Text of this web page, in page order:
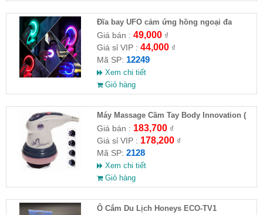
Đĩa bay UFO cảm ứng hồng ngoại đa
chiều tự động bay về
Giá bán : 49,000₫
Giá sỉ VIP : 44,000₫
Mã SP: 12249
Xem chi tiết
Giỏ hàng
Máy Massage Cầm Tay Body Innovation (
HĐ )
Giá bán : 183,700₫
Giá sỉ VIP : 178,200₫
Mã SP: 2128
Xem chi tiết
Giỏ hàng
Ổ Cắm Du Lịch Honeys ECO-TV1